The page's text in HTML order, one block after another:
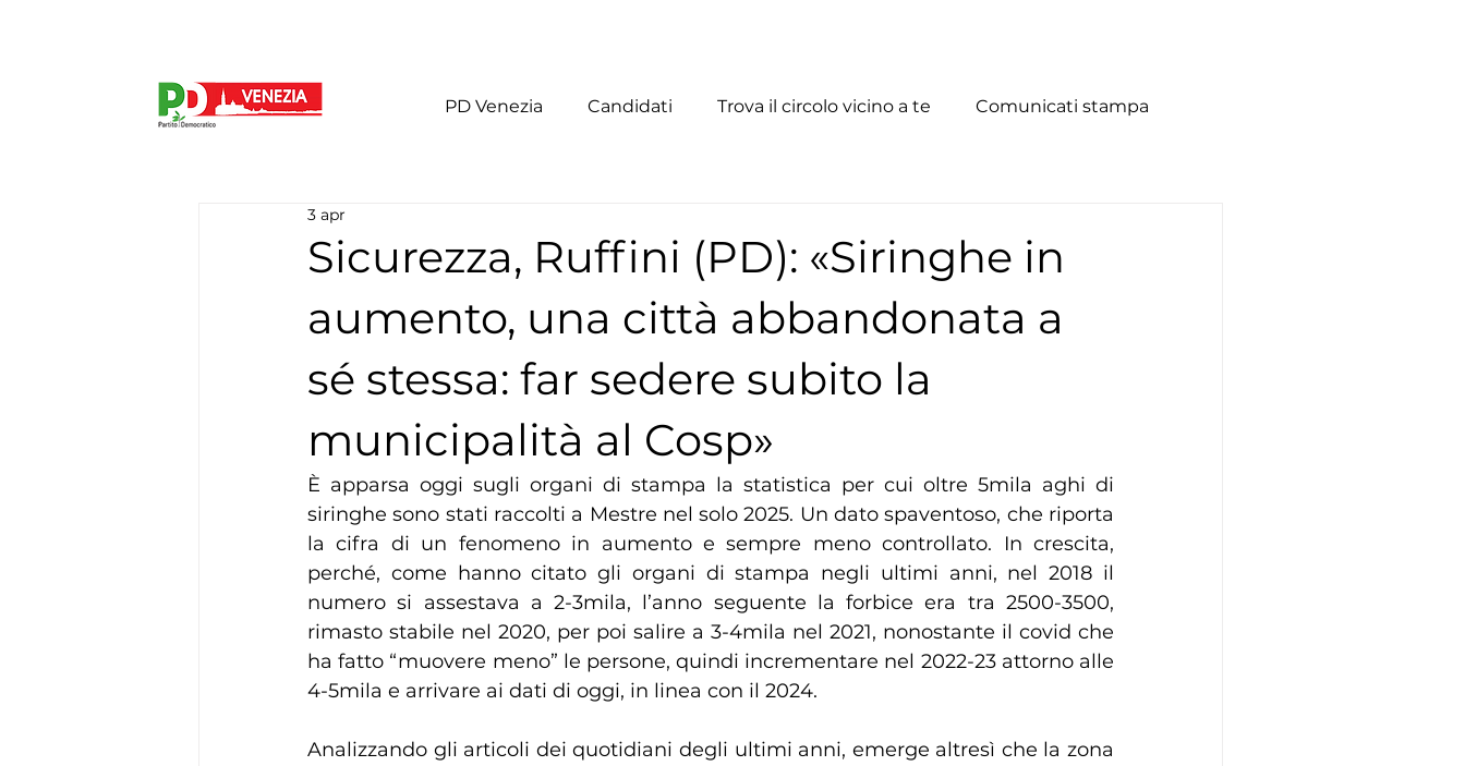
PD Venezia Candidati Trova il circolo vicino a te Comunicati stampa
Sicurezza, Ruffini (PD): «Siringhe in
aumento, una città abbandonata a
sé stessa: far sedere subito la
municipalità al Cosp»
3 apr
È apparsa oggi sugli organi di stampa la statistica per cui oltre 5mila aghi di
siringhe sono stati raccolti a Mestre nel solo 2025. Un dato spaventoso, che riporta
la cifra di un fenomeno in aumento e sempre meno controllato. In crescita,
perché, come hanno citato gli organi di stampa negli ultimi anni, nel 2018 il
numero si assestava a 2-3mila, l’anno seguente la forbice era tra 2500-3500,
rimasto stabile nel 2020, per poi salire a 3-4mila nel 2021, nonostante il covid che
ha fatto “muovere meno” le persone, quindi incrementare nel 2022-23 attorno alle
4-5mila e arrivare ai dati di oggi, in linea con il 2024.
Analizzando gli articoli dei quotidiani degli ultimi anni, emerge altresì che la zona